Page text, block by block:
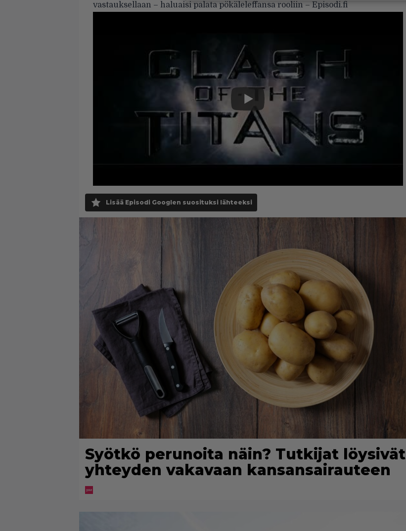
vastauksellaan – haluaisi palata pökäleleffansa rooliin – Episodi.fi
Lisää Episodi Googlen suosituksi lähteeksi
Syötkö perunoita näin? Tutkijat löysivät
yhteyden vakavaan kansansairauteen